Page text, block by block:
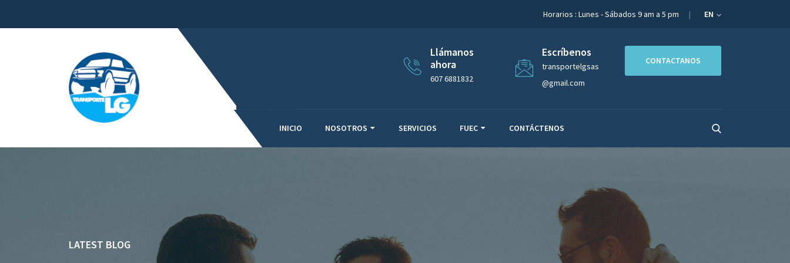
Horarios : Lunes - Sábados 9 am a 5 pm EN
Llámanos
ahora
607 6881832
Escríbenos
transportelgsas
@gmail.com
CONTACTANOS
INICIO NOSOTROS SERVICIOS FUEC CONTÁCTENOS
LATEST BLOG